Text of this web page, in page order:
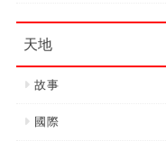
天地
故事
國際